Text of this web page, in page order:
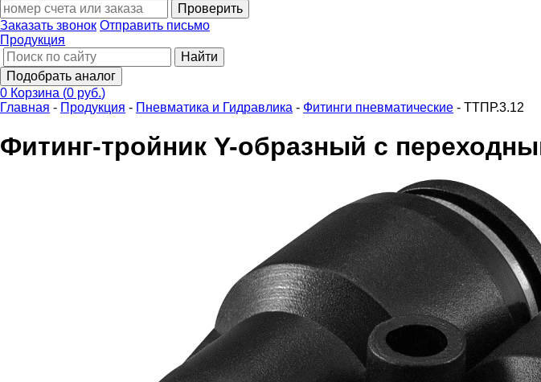
Проверить
Заказать звонок Отправить письмо
Продукция
Найти
Подобрать аналог
0 Корзина (0 руб.)
Главная - Продукция - Пневматика и Гидравлика - Фитинги пневматические - ТТПР.3.12
Фитинг-тройник Y-образный с